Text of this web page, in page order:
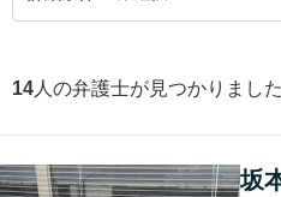
14 人の弁護士が見つかりました
坂